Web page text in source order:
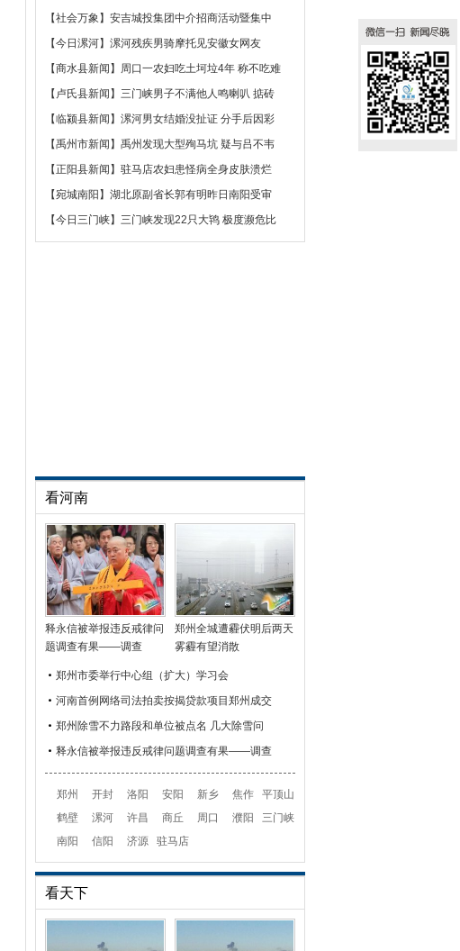
【社会万象 】 安吉城投集团中介招商活动暨集中
【今日漯河】 漯河残疾男骑摩托见安徽女网友
【商水县新闻 】 周口一农妇吃土坷垃4年 称不吃难
【 卢氏县新闻 】 三门峡男子不满他人鸣喇叭 掂砖
【临颍县新闻 】 漯河男女结婚没扯证 分手后因彩
【禹州市新闻 】 禹州发现大型殉马坑 疑与吕不韦
【正阳县新闻 】 驻马店农妇患怪病全身皮肤溃烂
【宛城南阳 】 湖北原副省长郭有明昨日南阳受审
【今日三门峡】 三门峡发现22只大鸨 极度濒危比
看河南
释永信被举报违反戒律问
题调查有果——调查
郑州全城遭霾伏明后两天
雾霾有望消散
郑州市委举行中心组（扩大）学习会
河南首例网络司法拍卖按揭贷款项目郑州成交
郑州除雪不力路段和单位被点名 几大除雪问
释永信被举报违反戒律问题调查有果——调查
郑州 开封 洛阳 安阳 新乡 焦作
平顶山
鹤壁
漯河 许昌 商丘 周口 濮阳
三门峡
南阳
信阳 济源 驻马店
看天下